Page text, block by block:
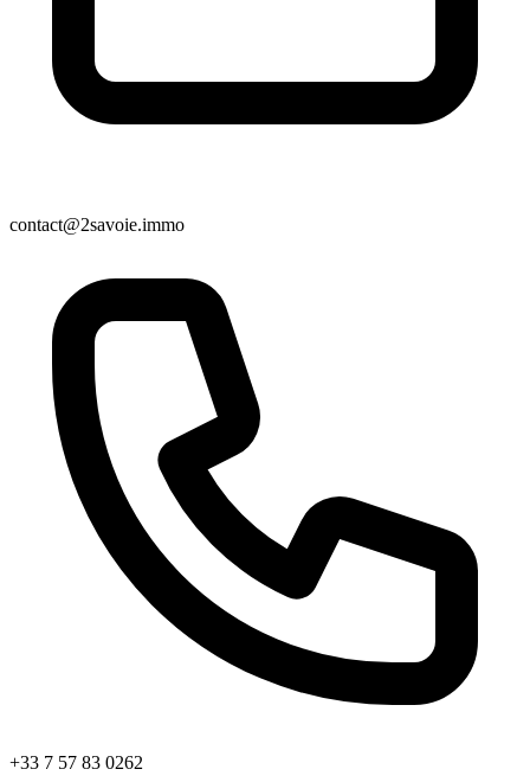
contact@2savoie.immo
+33 7 57 83 0262